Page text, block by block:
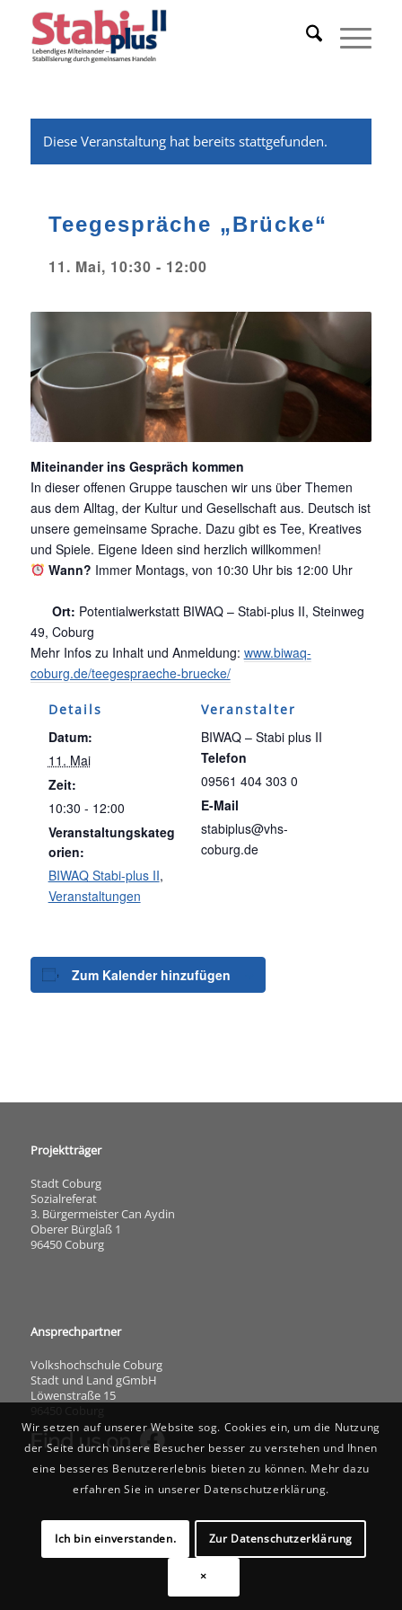
Diese Veranstaltung hat bereits stattgefunden.
Teegespräche „Brücke“
11. Mai, 10:30 - 12:00
Miteinander ins Gespräch kommen
In dieser offenen Gruppe tauschen wir uns über Themen
aus dem Alltag, der Kultur und Gesellschaft aus. Deutsch ist
unsere gemeinsame Sprache. Dazu gibt es Tee, Kreatives
und Spiele. Eigene Ideen sind herzlich willkommen!
Wann? Immer Montags, von 10:30 Uhr bis 12:00 Uhr
Ort: Potentialwerkstatt BIWAQ – Stabi-plus II, Steinweg
49, Coburg
Mehr Infos zu Inhalt und Anmeldung: www.biwaq-
coburg.de/teegespraeche-bruecke/
Details
Datum:
11. Mai
Zeit:
10:30 - 12:00
Veranstaltungskateg
orien:
BIWAQ Stabi-plus II,
Veranstaltungen
Veranstalter
BIWAQ – Stabi plus II
Telefon
09561 404 303 0
E-Mail
stabiplus@vhs-
coburg.de
Zum Kalender hinzufügen
Projektträger
Stadt Coburg
Sozialreferat
3. Bürgermeister Can Aydin
Oberer Bürglaß 1
96450 Coburg
Ansprechpartner
Volkshochschule Coburg
Stadt und Land gGmbH
Löwenstraße 15
Wir setzen auf unserer Website sog. Cookies ein, um die Nutzung
der Seite durch unsere Besucher besser zu verstehen und Ihnen
eine besseres Benutzererlebnis bieten zu können. Mehr dazu
erfahren Sie in unserer Datenschutzerklärung.
Ich bin einverstanden. Zur Datenschutzerklärung
×